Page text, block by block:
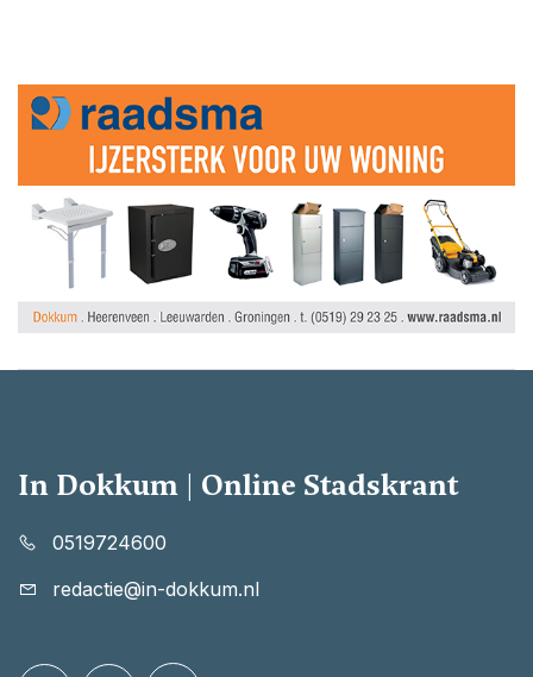
In Dokkum | Online Stadskrant
0519724600
redactie@in-dokkum.nl